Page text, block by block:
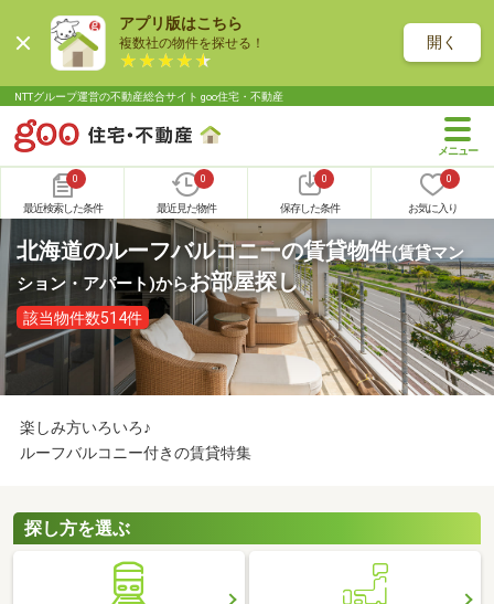
アプリ版はこちら
複数社の物件を探せる！ 開く
NTTグループ運営の不動産総合サイト goo住宅・不動産
0
最近検索した条件
0
最近見た物件
0
保存した条件
0
お気に入り
北海道のルーフバルコニーの賃貸物件(賃貸マン
ション・アパート)からお部屋探し
該当物件数514件
楽しみ方いろいろ♪
ルーフバルコニー付きの賃貸特集
探し方を選ぶ